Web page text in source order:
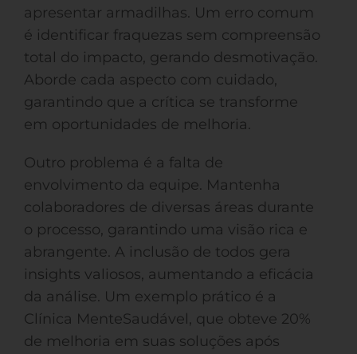
apresentar armadilhas. Um erro comum
é identificar fraquezas sem compreensão
total do impacto, gerando desmotivação.
Aborde cada aspecto com cuidado,
garantindo que a crítica se transforme
em oportunidades de melhoria.
Outro problema é a falta de
envolvimento da equipe. Mantenha
colaboradores de diversas áreas durante
o processo, garantindo uma visão rica e
abrangente. A inclusão de todos gera
insights valiosos, aumentando a eficácia
da análise. Um exemplo prático é a
Clínica MenteSaudável, que obteve 20%
de melhoria em suas soluções após